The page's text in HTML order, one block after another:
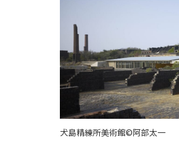
犬島精練所美術館©阿部太一